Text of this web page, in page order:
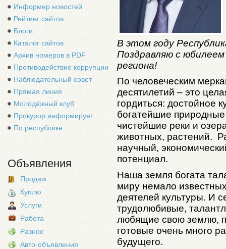
Информер новостей
Рейтинг сайтов
Блоги
Каталог сайтов
Архив номеров в PDF
Противодействие коррупции
Наблюдательный совет
Прямая линия
Молодёжный клуб
Прокурор информирует
По республике
Объявления
Продам
Куплю
Услуги
Работа
Разное
Авто-объявления
В этом году
Поздравляю с
региона!
По человеческим
десятилетий – это
гордиться: достойное
богатейшие
чистейшие реки и
животных, растений.
научный,
потенциал.
Наша земля богата
миру немало
деятелей культуры. И
трудолюбивые,
любящие свою землю,
готовые очень много
будущего.